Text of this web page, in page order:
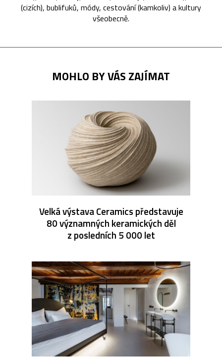
(cizích), bublifuků, módy, cestování (kamkoliv) a kultury
všeobecně.
MOHLO BY VÁS ZAJÍMAT
Velká výstava Ceramics představuje
80 významných keramických děl
z posledních 5 000 let